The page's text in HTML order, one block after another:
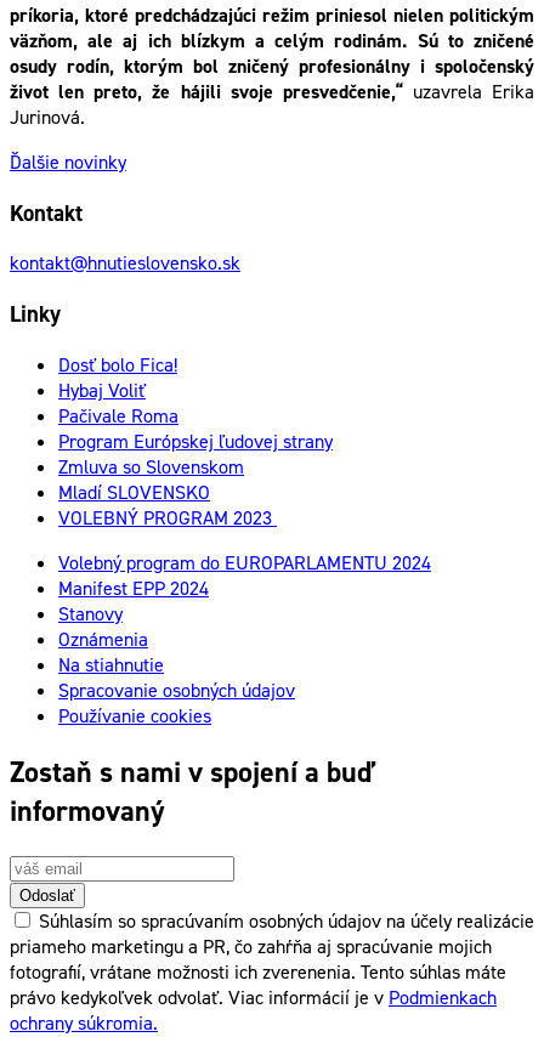
príkoria, ktoré predchádzajúci režim priniesol nielen politickým
väzňom, ale aj ich blízkym a celým rodinám. Sú to zničené
osudy rodín, ktorým bol zničený profesionálny i spoločenský
život len preto, že hájili svoje presvedčenie,“uzavrela Erika
Jurinová.
Ďalšie novinky
Kontakt
kontakt@hnutieslovensko.sk
Linky
Dosť bolo Fica!
Hybaj Voliť
Pačivale Roma
Program Európskej ľudovej strany
Zmluva so Slovenskom
Mladí SLOVENSKO
VOLEBNÝ PROGRAM 2023
Volebný program do EUROPARLAMENTU 2024
Manifest EPP 2024
Stanovy
Oznámenia
Na stiahnutie
Spracovanie osobných údajov
Používanie cookies
Zostaň s nami v spojení a buď
informovaný
Odoslať
Súhlasím so spracúvaním osobných údajov na účely realizácie
priameho marketingu a PR, čo zahŕňa aj spracúvanie mojich
fotografií, vrátane možnosti ich zverenenia. Tento súhlas máte
právo kedykoľvek odvolať. Viac informácií je v Podmienkach
ochrany súkromia.